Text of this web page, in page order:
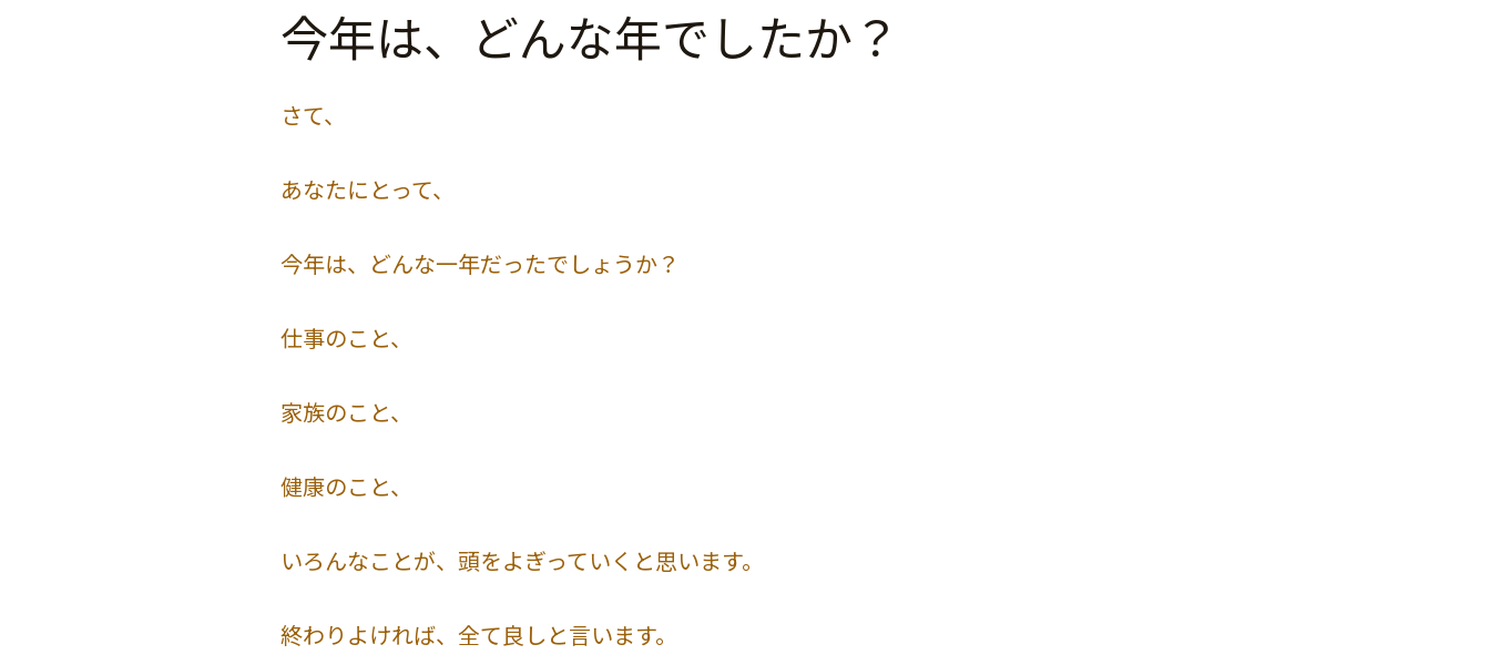
今年は、どんな年でしたか？
さて、
あなたにとって、
今年は、どんな一年だったでしょうか？
仕事のこと、
家族のこと、
健康のこと、
いろんなことが、頭をよぎっていくと思います。
終わりよければ、全て良しと言います。